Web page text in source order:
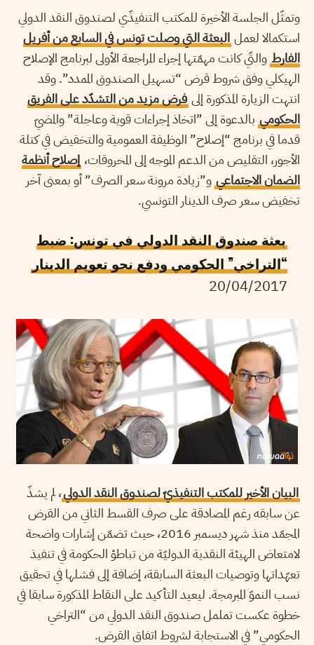
وتمثّل الجلسة الأخيرة للمكتب التنفيذّي لصندوق النقد الدولي
استكمالا لعمل البعثة التي وصلت تونس في السابع من أفريل
الفارط والتّي كانت مهمّتها إجراء المراجعة الأولى لبرنامج الإصلاح
الهيكلي وفق شروط قرض “تسهيل الصندوق الممدد”. وقد
انتهت الزيارة المذكورة إلى فرض مزيد من التشدّد على الفريق
الحكومي بالدعوة إلى ”اتخاذ إجراءات قوية وعاجلة” والمضيّ
قدما في برنامج “إصلاح” الوظيفة العمومية والتخفيض في كتلة
الأجور، التقليص من الدعم الموجه إلى المحروقات، إصلاح أنظمة
الضمان الاجتماعي و”زيادة مرونة سعر الصرف” أو بمعنى آخر
تخفيض سعر صرف الدينار التونسي.
بعثة صندوق النقد الدولي في تونس: ضبط
“التراخي” الحكومي ودفع نحو تعويم الدينار
20/04/2017
البيان الأخير للمكتب التنفيذيّ لصندوق النقد الدولي، لم يشذّ
عن سابقه رغم المصادقة على صرف القسط الثاني من القرض
المجمّد منذ شهر ديسمبر 2016، حيث تضمّن إشارات واضحة
لامتعاض الهيئة النقدية الدوليّة من تباطؤ الحكومة في تنفيذ
تعهّداتها وتوصيات البعثة السابقة، إضافة إلى فشلها في تحقيق
نسب النموّ المبرمجة. ليعيد التأكيد على النقاط المذكورة سابقا في
خطوة عكست تململ صندوق النقد الدولي من “التراخي
الحكومي” في الاستجابة لشروط اتفاق القرض.